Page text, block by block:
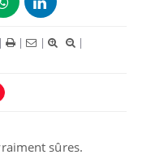
| | |
|
sûres.